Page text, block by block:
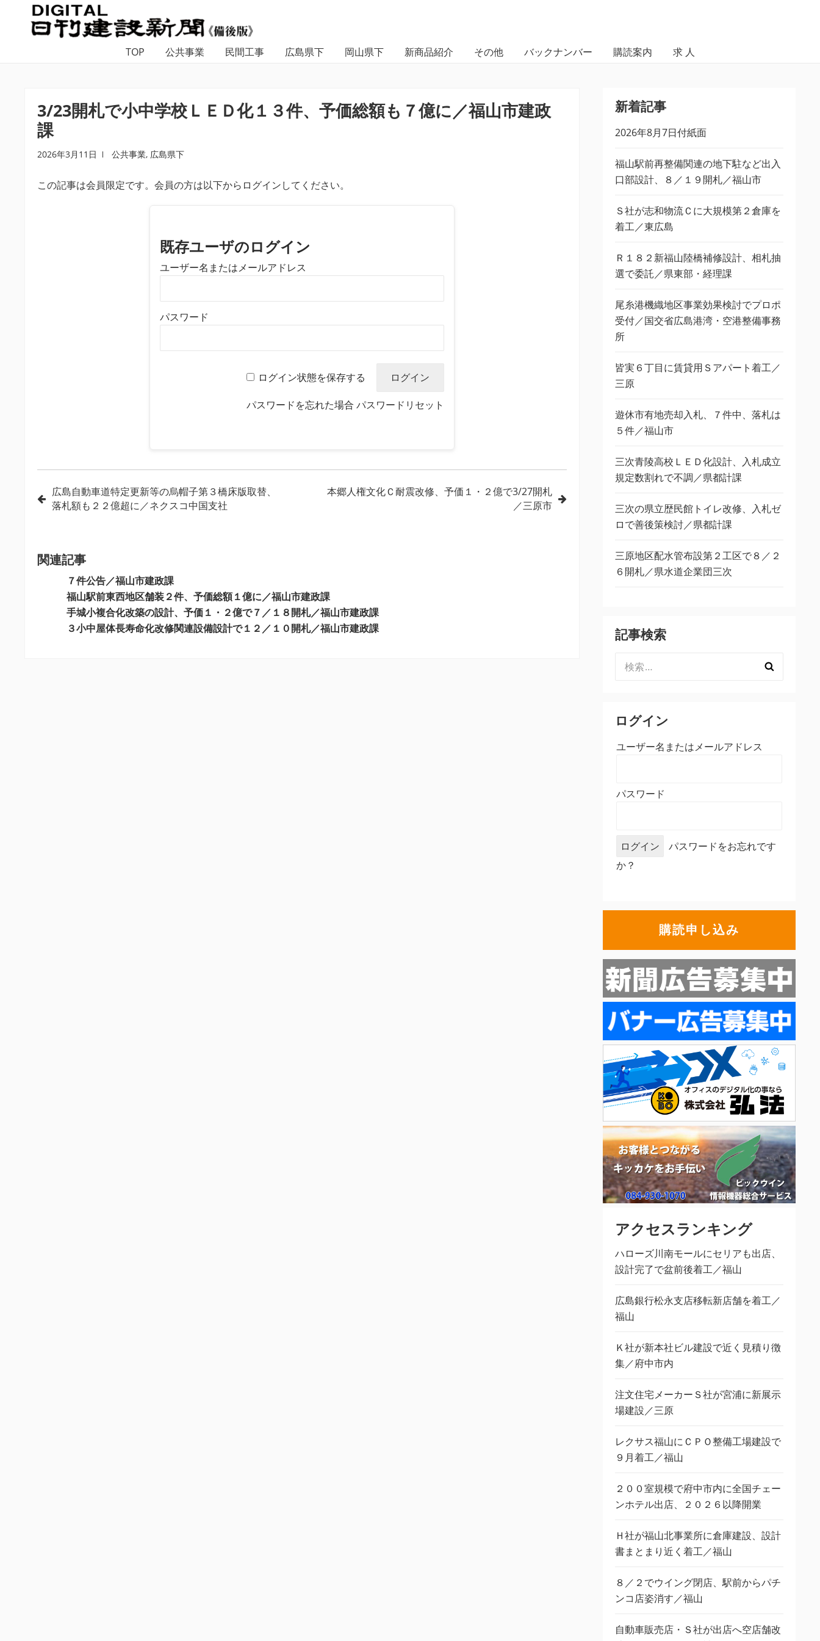
ナ
ビ
ゲ
コ
ン
テ
TOP 公共事業 民間工事 広島県下 岡山県下 新商品紹介 その他 バックナンバー 購読案内 求 人
3/23開札で小中学校ＬＥＤ化１３件、予価総額も７億に／福山市建政
課
2026年3月11日 公共事業, 広島県下
この記事は会員限定です。会員の方は以下からログインしてください。
既存ユーザのログイン
ユーザー名またはメールアドレス
パスワード
ログイン状態を保存する
パスワードを忘れた場合パスワードリセット
投
ゲ
広島自動車道特定更新等の烏帽子第３橋床版取替、
落札額も２２億超に／ネクスコ中国支社
本郷人権文化Ｃ耐震改修、予価１・２億で3/27開札
／三原市
関連記事
７件公告／福山市建政課
福山駅前東西地区舗装２件、予価総額１億に／福山市建政課
手城小複合化改築の設計、予価１・２億で７／１８開札／福山市建政課
３小中屋体長寿命化改修関連設備設計で１２／１０開札／福山市建政課
新着記事
2026年8月7日付紙面
福山駅前再整備関連の地下駐など出入
口部設計、８／１９開札／福山市
Ｓ社が志和物流Ｃに大規模第２倉庫を
着工／東広島
Ｒ１８２新福山陸橋補修設計、相札抽
選で委託／県東部・経理課
尾糸港機織地区事業効果検討でプロポ
受付／国交省広島港湾・空港整備事務
所
皆実６丁目に賃貸用Ｓアパート着工／
三原
遊休市有地売却入札、７件中、落札は
５件／福山市
三次青陵高校ＬＥＤ化設計、入札成立
規定数割れで不調／県都計課
三次の県立歴民館トイレ改修、入札ゼ
ロで善後策検討／県都計課
三原地区配水管布設第２工区で８／２
６開札／県水道企業団三次
記事検索
索:
ログイン
ユーザー名またはメールアドレス
パスワード
パスワードをお忘れです
か？
購読申し込み
アクセスランキング
ハローズ川南モールにセリアも出店、
設計完了で盆前後着工／福山
広島銀行松永支店移転新店舗を着工／
福山
Ｋ社が新本社ビル建設で近く見積り徴
集／府中市内
注文住宅メーカーＳ社が宮浦に新展示
場建設／三原
レクサス福山にＣＰＯ整備工場建設で
９月着工／福山
２００室規模で府中市内に全国チェー
ンホテル出店、２０２６以降開業
Ｈ社が福山北事業所に倉庫建設、設計
書まとまり近く着工／福山
８／２でウイング閉店、駅前からパチ
ンコ店姿消す／福山
自動車販売店・Ｓ社が出店へ空店舗改